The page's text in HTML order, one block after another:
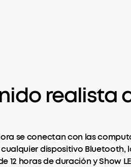
realista
se conectan con las
dispositivo Bluetooth,
12 horas de duración y Show